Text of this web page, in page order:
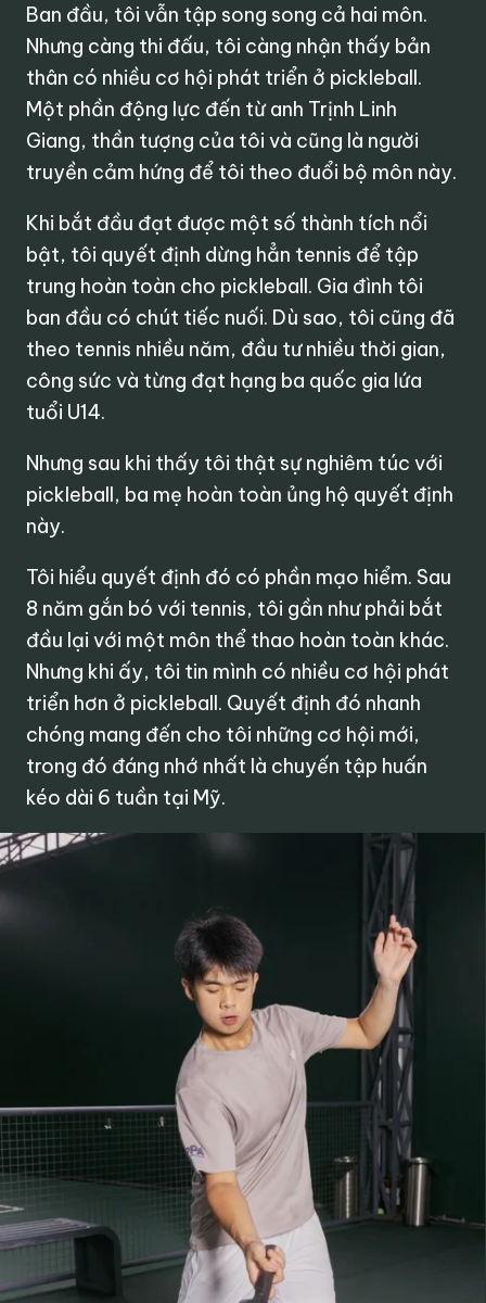
Ban đầu, tôi vẫn tập song song cả hai môn.
Nhưng càng thi đấu, tôi càng nhận thấy bản
thân có nhiều cơ hội phát triển ở pickleball.
Một phần động lực đến từ anh Trịnh Linh
Giang, thần tượng của tôi và cũng là người
truyền cảm hứng để tôi theo đuổi bộ môn này.
Khi bắt đầu đạt được một số thành tích nổi
bật, tôi quyết định dừng hẳn tennis để tập
trung hoàn toàn cho pickleball. Gia đình tôi
ban đầu có chút tiếc nuối. Dù sao, tôi cũng đã
theo tennis nhiều năm, đầu tư nhiều thời gian,
công sức và từng đạt hạng ba quốc gia lứa
tuổi U14.
Nhưng sau khi thấy tôi thật sự nghiêm túc với
pickleball, ba mẹ hoàn toàn ủng hộ quyết định
này.
Tôi hiểu quyết định đó có phần mạo hiểm. Sau
8 năm gắn bó với tennis, tôi gần như phải bắt
đầu lại với một môn thể thao hoàn toàn khác.
Nhưng khi ấy, tôi tin mình có nhiều cơ hội phát
triển hơn ở pickleball. Quyết định đó nhanh
chóng mang đến cho tôi những cơ hội mới,
trong đó đáng nhớ nhất là chuyến tập huấn
kéo dài 6 tuần tại Mỹ.